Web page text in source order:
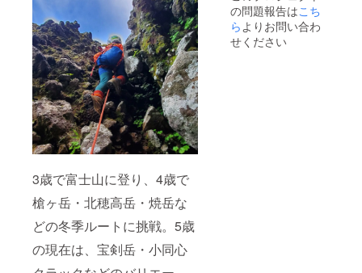
3歳で富士山に登り、4歳で
槍ヶ岳・北穂高岳・焼岳な
どの冬季ルートに挑戦。5歳
の現在は、宝剣岳・小同心
の問題報告はこち
らよりお問い合わ
せください